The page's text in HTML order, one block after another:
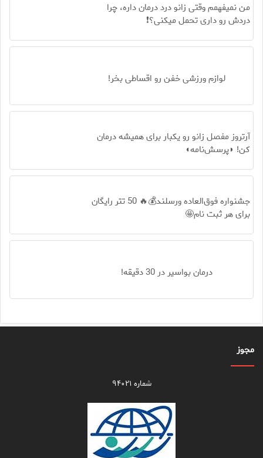
من نمیفهمم وقتی زانو درد درمان داره، چرا
دردش رو داری تحمل میکنی؟❗
لوازم ورزشی خفن رو اقساطی بخر!
آرتروز مفصل زانو رو یکبار برای همیشه درمان
کن! ◗پرسش‌نامه◖
جشنواره فوق‌العاده ورسلند💰🔥 50 تتر رایگان
برای هر ثبت نام🤩
درمان بواسیر در 30 دقیقه!
مجوز
شماره ۹۴۰۲۱